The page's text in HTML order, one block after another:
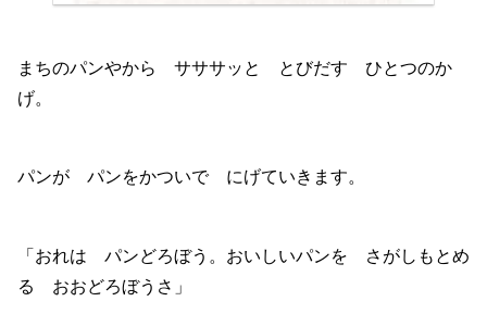
まちのパンやから サササッと とびだす ひとつのか
げ。
パンが パンをかついで にげていきます。
「おれは パンどろぼう。おいしいパンを さがしもとめ
る おおどろぼうさ」